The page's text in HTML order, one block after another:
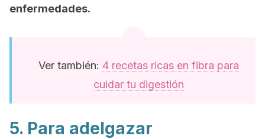
enfermedades.
Ver también: 4 recetas ricas en fibra para
cuidar tu digestión
5. Para adelgazar